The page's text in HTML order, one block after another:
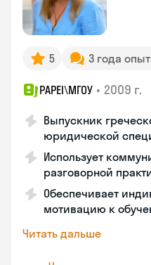
5 3 года
PAPEI\MГОУ • 2009 г.
Выпускник
юридической
Использует
разговорной
Обеспечивает
мотивацию к
Читать дальше